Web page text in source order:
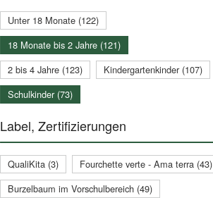
Unter 18 Monate (122)
18 Monate bis 2 Jahre (121)
2 bis 4 Jahre (123)
Kindergartenkinder (107)
Schulkinder (73)
Label, Zertifizierungen
QualiKita (3)
Fourchette verte - Ama terra (43)
Burzelbaum im Vorschulbereich (49)